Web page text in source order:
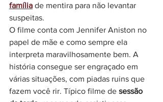
família de mentira para não levantar
suspeitas.
O filme conta com Jennifer Aniston no
papel de mãe e como sempre ela
interpreta maravilhosamente bem. A
história consegue ser engraçado em
várias situações, com piadas ruins que
fazem você rir. Típico filme de sessão